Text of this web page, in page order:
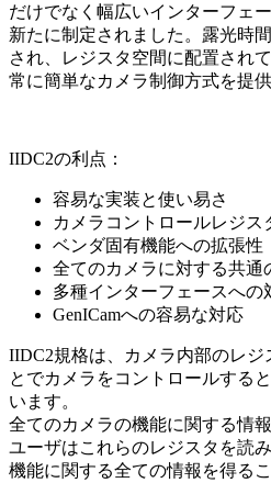
だけでなく幅広いインターフェ
新たに制定されました。露光時
され、レジスタ空間に配置され
常に簡単なカメラ制御方式を提供
IIDC2の利点：
容易な実装と使い易さ
カメラコントロールレジス
ベンダ固有機能への拡張性
全てのカメラに対する共通
多種インターフェースへの
GenICamへの容易な対応
IIDC2規格は、カメラ内部のレジ
とでカメラをコントロールする
います。
全てのカメラの機能に関する情
ユーザはこれらのレジスタを読
機能に関する全ての情報を得る